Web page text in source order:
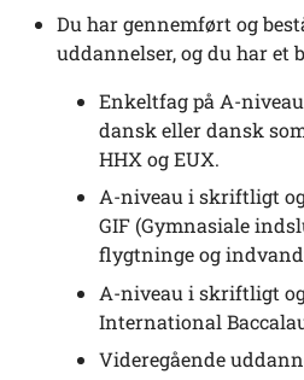
Du har gennemført og
uddannelser, og du har et
Enkeltfag på A-
dansk eller dansk
HHX og EUX.
A-niveau i skriftligt
GIF (Gymnasiale
flygtninge og
A-niveau i skriftligt
International
Videregående